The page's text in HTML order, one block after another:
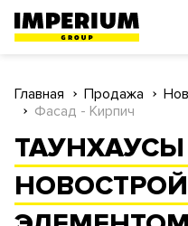
Главная Продажа
Фасад - Кирпич
ТАУНХАУСЫ